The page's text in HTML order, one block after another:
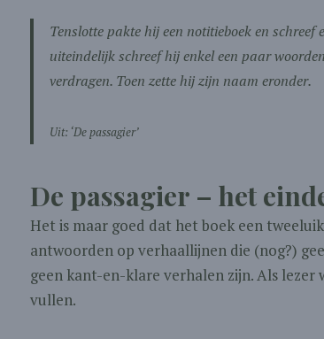
Tenslotte pakte hij een notitieboek en
uiteindelijk schreef hij enkel een paar
verdragen. Toen zette hij zijn naam eronder.
Uit: ‘De passagier’
De passagier – het
Het is maar goed dat het boek een
antwoorden op verhaallijnen die (nog?)
geen kant-en-klare verhalen zijn. Als
vullen.